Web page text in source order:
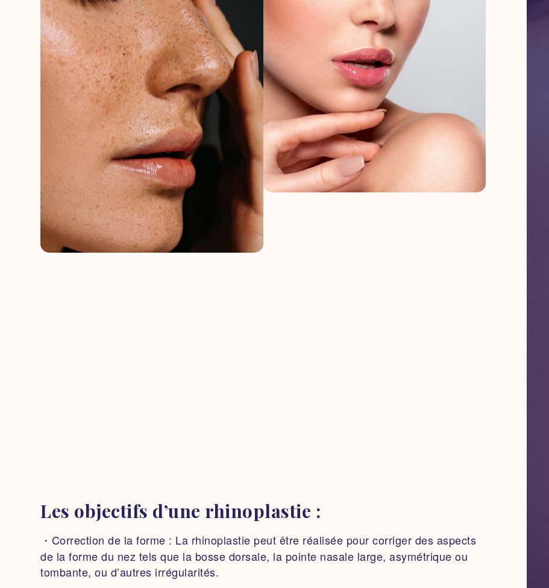
Les objectifs d’une rhinoplastie :
・Correction de la forme : La rhinoplastie peut être réalisée pour corriger des aspects
de la forme du nez tels que la bosse dorsale, la pointe nasale large, asymétrique ou
tombante, ou d’autres irrégularités.